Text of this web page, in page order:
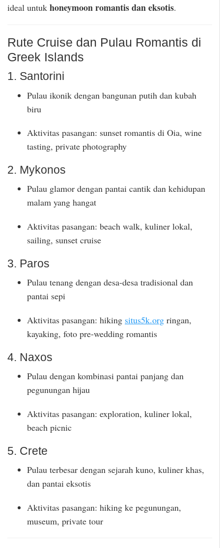
ideal untuk honeymoon romantis dan eksotis.
Rute Cruise dan Pulau Romantis di
Greek Islands
1. Santorini
Pulau ikonik dengan bangunan putih dan kubah
biru
Aktivitas pasangan: sunset romantis di Oia, wine
tasting, private photography
2. Mykonos
Pulau glamor dengan pantai cantik dan kehidupan
malam yang hangat
Aktivitas pasangan: beach walk, kuliner lokal,
sailing, sunset cruise
3. Paros
Pulau tenang dengan desa-desa tradisional dan
pantai sepi
Aktivitas pasangan: hiking situs5k.org ringan,
kayaking, foto pre-wedding romantis
4. Naxos
Pulau dengan kombinasi pantai panjang dan
pegunungan hijau
Aktivitas pasangan: exploration, kuliner lokal,
beach picnic
5. Crete
Pulau terbesar dengan sejarah kuno, kuliner khas,
dan pantai eksotis
Aktivitas pasangan: hiking ke pegunungan,
museum, private tour